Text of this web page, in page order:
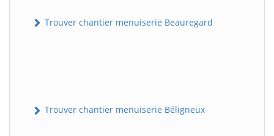
Trouver chantier menuiserie Beauregard
Trouver chantier menuiserie Béligneux